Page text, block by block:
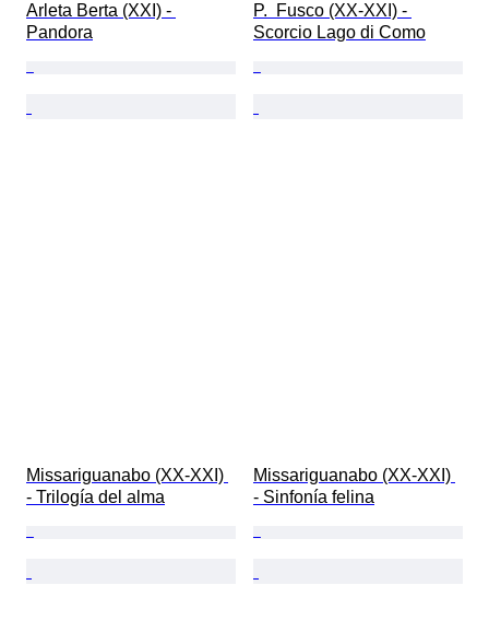
Arleta Berta (XXI) -
Pandora
P.  Fusco (XX-XXI) -
Scorcio Lago di Como
Missariguanabo (XX-XXI)
- Trilogía del alma
Missariguanabo (XX-XXI)
- Sinfonía felina